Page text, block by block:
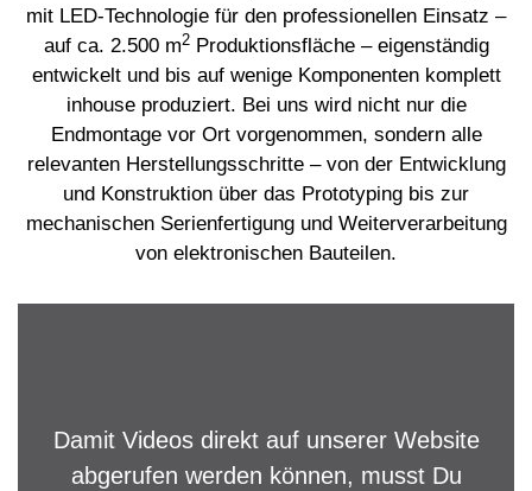
mit LED-Technologie für den professionellen Einsatz –
auf ca. 2.500 m2Produktionsfläche – eigenständig
entwickelt und bis auf wenige Komponenten komplett
inhouse produziert. Bei uns wird nicht nur die
Endmontage vor Ort vorgenommen, sondern alle
relevanten Herstellungsschritte – von der Entwicklung
und Konstruktion über das Prototyping bis zur
mechanischen Serienfertigung und Weiterverarbeitung
von elektronischen Bauteilen.
Damit Videos direkt auf unserer Website
abgerufen werden können, musst Du